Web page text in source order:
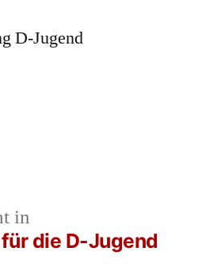
in
die D-Jugend